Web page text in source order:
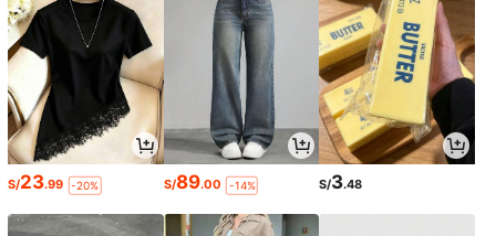
S/23.99 -20% S/89.00 -14% S/3.48